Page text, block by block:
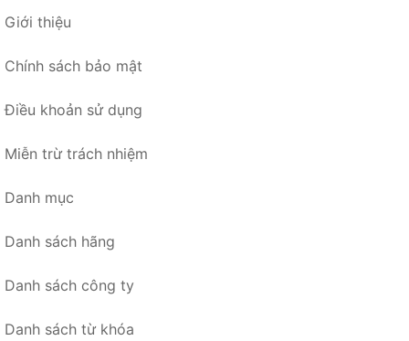
Giới thiệu
Chính sách bảo mật
Điều khoản sử dụng
Miễn trừ trách nhiệm
Danh mục
Danh sách hãng
Danh sách công ty
Danh sách từ khóa